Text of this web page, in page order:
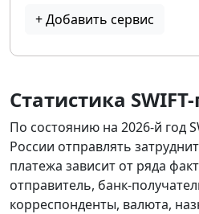
+ Добавить сервис
Статистика
По состоянию на 2026-й год
России отправлять
платежа зависит от ряда
отправитель, банк-
корреспонденты, валюта,